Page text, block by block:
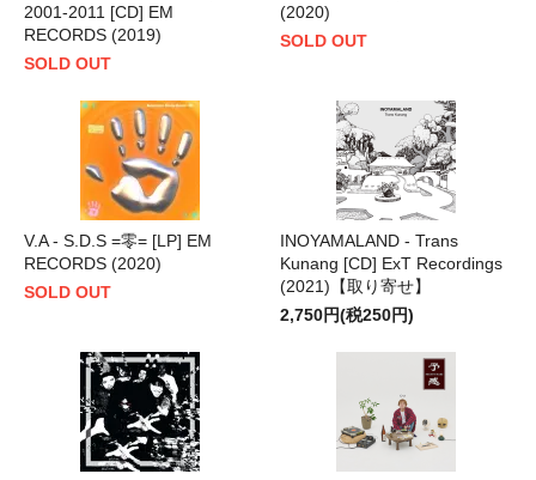
2001-2011 [CD] EM
RECORDS (2019)
SOLD OUT
(2020)
SOLD OUT
V.A - S.D.S =零= [LP] EM
RECORDS (2020)
SOLD OUT
INOYAMALAND - Trans
Kunang [CD] ExT Recordings
(2021)【取り寄せ】
2,750円(税250円)